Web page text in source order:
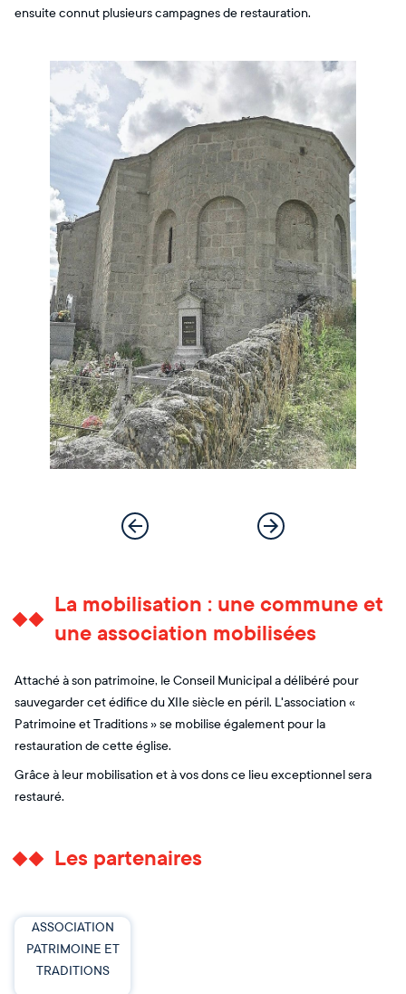
ensuite connut plusieurs campagnes de restauration.
La mobilisation : une commune et
une association mobilisées
Attaché à son patrimoine, le Conseil Municipal a délibéré pour
sauvegarder cet édifice du XIIe siècle en péril. L'association «
Patrimoine et Traditions » se mobilise également pour la
restauration de cette église.
Grâce à leur mobilisation et à vos dons ce lieu exceptionnel sera
restauré.
Les partenaires
ASSOCIATION
PATRIMOINE ET
TRADITIONS